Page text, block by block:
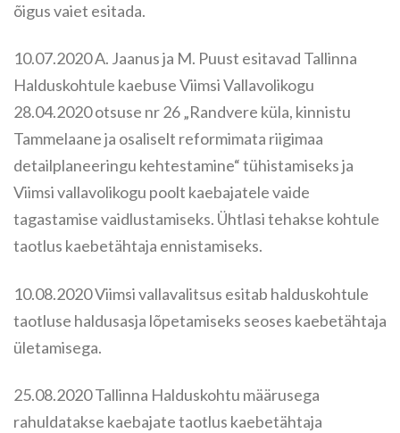
õigus vaiet esitada.
10.07.2020 A. Jaanus ja M. Puust esitavad Tallinna
Halduskohtule kaebuse Viimsi Vallavolikogu
28.04.2020 otsuse nr 26 „Randvere küla, kinnistu
Tammelaane ja osaliselt reformimata riigimaa
detailplaneeringu kehtestamine“ tühistamiseks ja
Viimsi vallavolikogu poolt kaebajatele vaide
tagastamise vaidlustamiseks. Ühtlasi tehakse kohtule
taotlus kaebetähtaja ennistamiseks.
10.08.2020 Viimsi vallavalitsus esitab halduskohtule
taotluse haldusasja lõpetamiseks seoses kaebetähtaja
ületamisega.
25.08.2020 Tallinna Halduskohtu määrusega
rahuldatakse kaebajate taotlus kaebetähtaja